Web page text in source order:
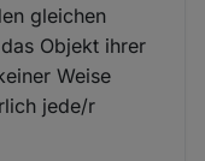
gleichen
Objekt ihrer
Weise
jede/r